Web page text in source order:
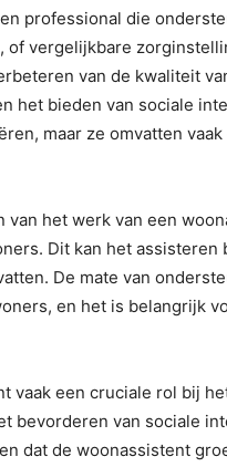
professional die
vergelijkbare
van de kwaliteit
het bieden van sociale
maar ze omvatten
van het werk van een
Dit kan het assisteren
De mate van
en het is belangrijk
vaak een cruciale rol bij
bevorderen van sociale
dat de woonassistent